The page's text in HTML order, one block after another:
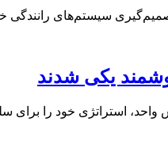
سیستم‌های رانندگی
یکی شدند
واحد، استراتژی خود را برای